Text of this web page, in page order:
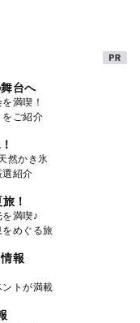
台へ
満喫！
をご紹介
然かき氷
選紹介
！
満喫♪
めぐる旅
報
トが満載